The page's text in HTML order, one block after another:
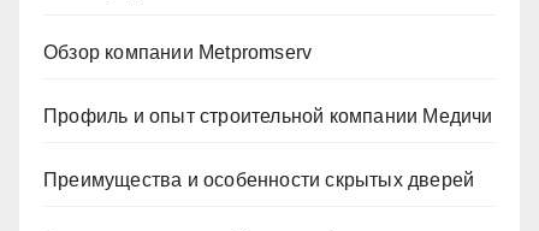
Обзор компании Metpromserv
Профиль и опыт строительной компании Медичи
Преимущества и особенности скрытых дверей